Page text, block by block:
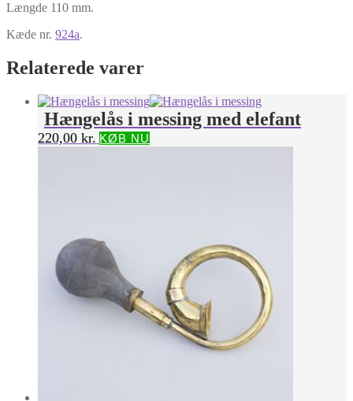
Længde 110 mm.
Kæde nr. 924a.
Relaterede varer
Hængelås i messing med elefant
220,00 kr. KØB NU